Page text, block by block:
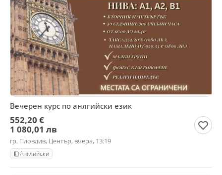
Вечерен курс по анлгийски език
552,20 €
1 080,01 лв
гр. Пловдив, Център, вчера, 13:19
Английски